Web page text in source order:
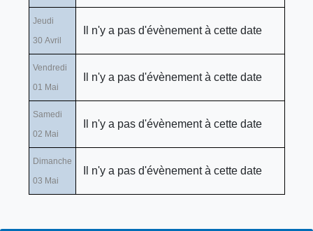
Jeudi
30 Avril
Il n'y a pas d'évènement à cette date
Vendredi
01 Mai
Il n'y a pas d'évènement à cette date
Samedi
02 Mai
Il n'y a pas d'évènement à cette date
Dimanche
03 Mai
Il n'y a pas d'évènement à cette date